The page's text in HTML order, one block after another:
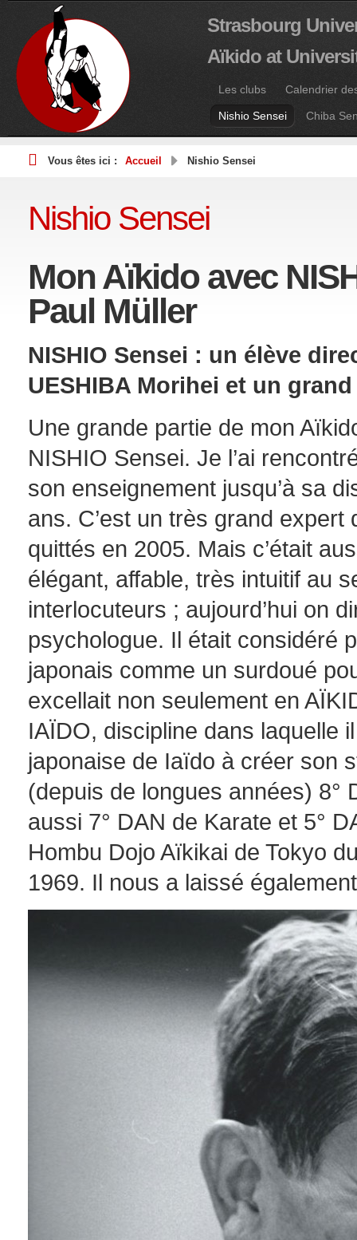
Strasbourg
Aïkido at
Les clubs Calendrier
Nishio Sensei Chiba
Vous êtes ici : Accueil Nishio Sensei
Nishio Sensei
Mon Aïkido avec
Paul Müller
NISHIO Sensei : un élève
UESHIBA Morihei et un
Une grande partie de mon
NISHIO Sensei. Je l’ai
son enseignement jusqu’à sa
ans. C’est un très grand
quittés en 2005. Mais c’était
élégant, affable, très intuitif au
interlocuteurs ; aujourd’hui on
psychologue. Il était considéré
japonais comme un surdoué
excellait non seulement en
IAÏDO, discipline dans laquelle
japonaise de Iaïdo à créer son
(depuis de longues années) 8°
aussi 7° DAN de Karate et 5°
Hombu Dojo Aïkikai de Tokyo
1969. Il nous a laissé